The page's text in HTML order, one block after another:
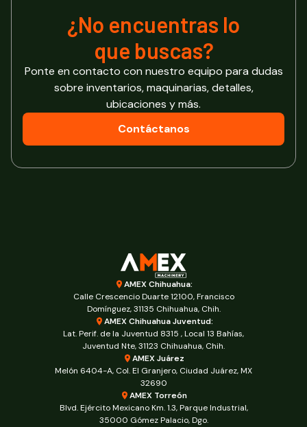
¿No encuentras lo
que buscas?
Ponte en contacto con nuestro equipo para dudas
sobre inventarios, maquinarias, detalles,
ubicaciones y más.
Contáctanos
AMEX Chihuahua:
Calle Crescencio Duarte 12100, Francisco
Domínguez, 31135 Chihuahua, Chih.
AMEX Chihuahua Juventud:
Lat. Perif. de la Juventud 8315 , Local 13 Bahías,
Juventud Nte, 31123 Chihuahua, Chih.
AMEX Juárez
Melón 6404-A, Col. El Granjero, Ciudad Juárez, MX
32690
AMEX Torreón
Blvd. Ejército Mexicano Km. 1.3, Parque Industrial,
35000 Gómez Palacio, Dgo.